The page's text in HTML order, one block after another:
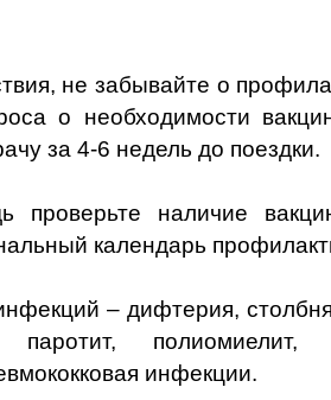
не забывайте о
о необходимости
за 4-6 недель до поездки.
проверьте наличие
календарь
– дифтерия,
паротит, полиомиелит,
инфекции.